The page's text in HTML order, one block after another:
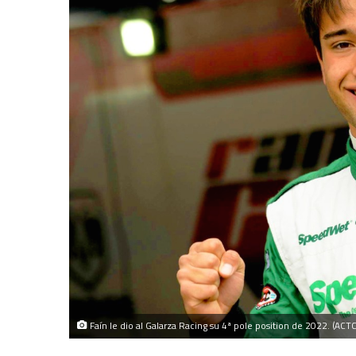
Faín le dio al Galarza Racing su 4ª pole position de 2022.